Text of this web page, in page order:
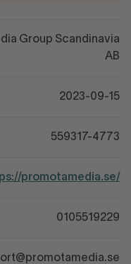
Group Scandinavia
AB
2023-09-15
559317-4773
promotamedia.se/
0105519229